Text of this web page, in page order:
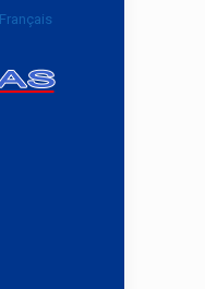
Français